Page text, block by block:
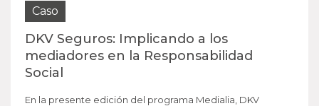
Caso
DKV Seguros: Implicando a los
mediadores en la Responsabilidad
Social
En la presente edición del programa Medialia, DKV